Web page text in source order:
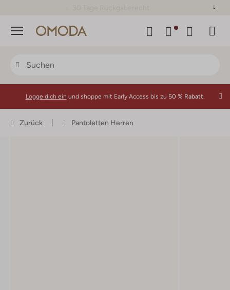
Menü
Logge dich ein und shoppe mit Early Access bis zu 50 % Rabatt.
Zurück Pantoletten Herren